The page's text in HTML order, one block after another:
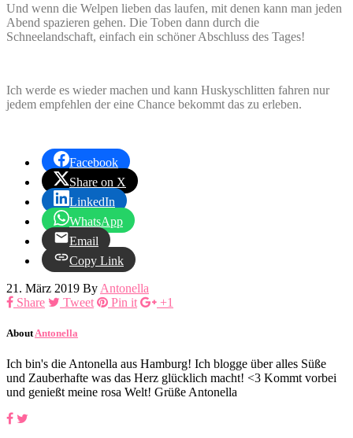
Und wenn die Welpen lieben das laufen, mit denen kann man jeden
Abend spazieren gehen. Die Toben dann durch die
Schneelandschaft, einfach ein schöner Abschluss des Tages!
Ich werde es wieder machen und kann Huskyschlitten fahren nur
jedem empfehlen der eine Chance bekommt das zu erleben.
Facebook
Share on X
LinkedIn
WhatsApp
Email
Copy Link
21. März 2019 By Antonella
Share
Tweet Pin it +1
About Antonella
Ich bin's die Antonella aus Hamburg! Ich blogge über alles Süße
und Zauberhafte was das Herz glücklich macht! <3 Kommt vorbei
und genießt meine rosa Welt! Grüße Antonella